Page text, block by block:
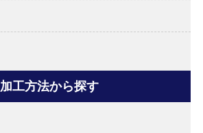
加工方法から探す